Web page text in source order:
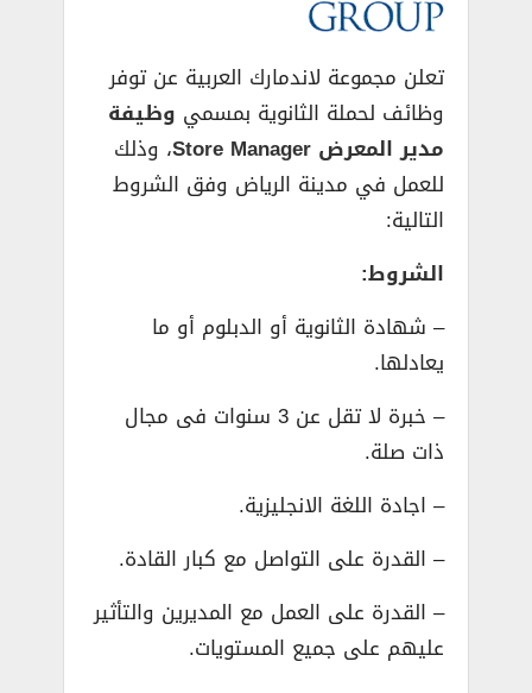
تعلن مجموعة لاندمارك العربية عن توفر
وظائف لحملة الثانوية بمسمي وظيفة
مدير المعرض Store Manager
، وذلك
للعمل في مدينة الرياض وفق الشروط
التالية:
الشروط:
– شهادة الثانوية أو الدبلوم أو ما
يعادلها.
– خبرة لا تقل عن 3 سنوات فى مجال
ذات صلة.
– اجادة اللغة الانجليزية.
– القدرة على التواصل مع كبار القادة.
– القدرة على العمل مع المديرين والتأثير
عليهم على جميع المستويات.